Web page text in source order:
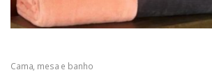
Cama, mesa e banho